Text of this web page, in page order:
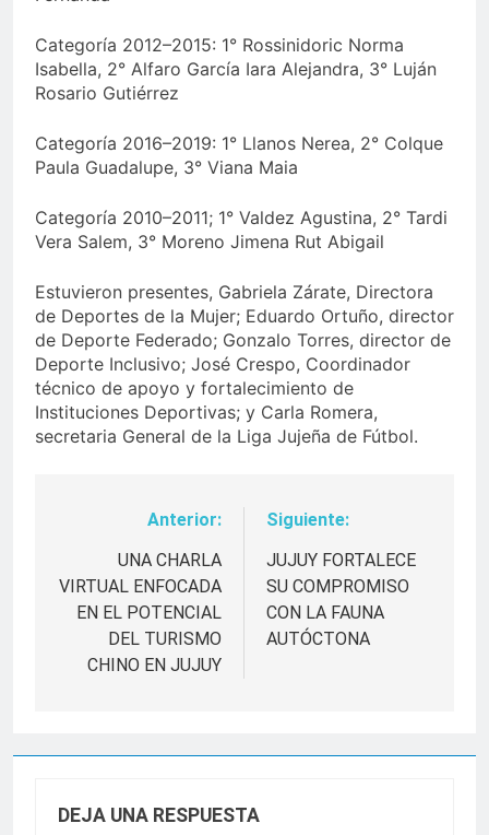
Categoría 2012–2015: 1° Rossinidoric Norma
Isabella, 2° Alfaro García Iara Alejandra, 3° Luján
Rosario Gutiérrez
Categoría 2016–2019: 1° Llanos Nerea, 2° Colque
Paula Guadalupe, 3° Viana Maia
Categoría 2010–2011; 1° Valdez Agustina, 2° Tardi
Vera Salem, 3° Moreno Jimena Rut Abigail
Estuvieron presentes, Gabriela Zárate, Directora
de Deportes de la Mujer; Eduardo Ortuño, director
de Deporte Federado; Gonzalo Torres, director de
Deporte Inclusivo; José Crespo, Coordinador
técnico de apoyo y fortalecimiento de
Instituciones Deportivas; y Carla Romera,
secretaria General de la Liga Jujeña de Fútbol.
Navegación
entradas
Anterior:
UNA CHARLA
VIRTUAL ENFOCADA
EN EL POTENCIAL
DEL TURISMO
CHINO EN JUJUY
Siguiente:
JUJUY FORTALECE
SU COMPROMISO
CON LA FAUNA
AUTÓCTONA
DEJA UNA RESPUESTA